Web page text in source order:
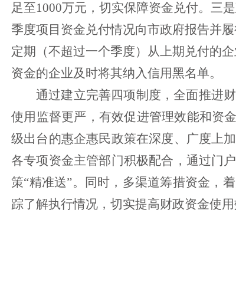
足至1000万元，切实保障资金兑付。 三是
季度项目资金兑付情况向市政府报告并履
定期（不超过一个季度）从上期兑付的
资金的企业及时将其纳入信用黑名单。
通过建立完善四项制度，全面推进
使用监督更严，有效促进管理效能和资
级出台的惠企惠民政策在深度、广度上
各专项资金主管部门积极配合，通过门
策“精准送”。 同时， 多渠道筹措资金，
踪了解执行情况， 切实提高财政资金使